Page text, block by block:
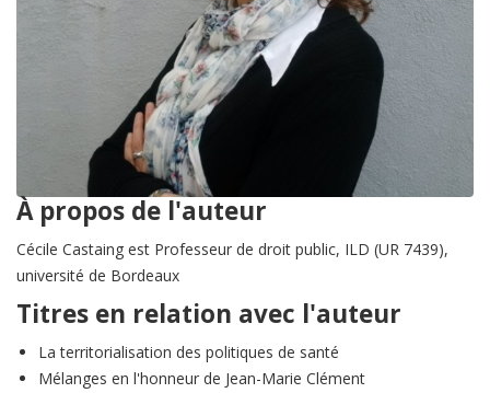
À propos de l'auteur
Cécile Castaing est Professeur de droit public, ILD (UR 7439),
université de Bordeaux
Titres en relation avec l'auteur
La territorialisation des politiques de santé
Mélanges en l'honneur de Jean-Marie Clément